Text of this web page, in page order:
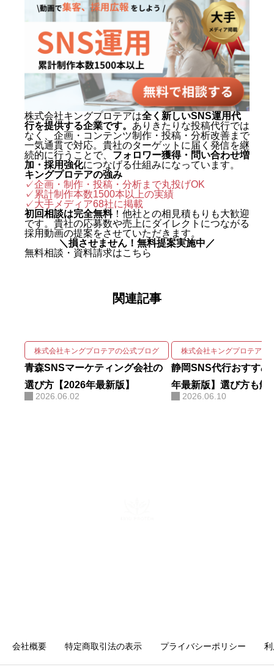
およびショート動画制作では累計
1,500本以上を手がけ、再生され
る動画の型と、フォロワーを「指
名・来店・売上」へ変える設計に
定評がある。 キャリアの原点は、
札幌でも有数のAI先進企業・株式
会社エグゼクティブマーケティン
グジャパン。執行役員を2年間務
め、AIO対策（AI検索最適化）を
はじめとする最先端のAIマーケテ
ィングを実戦の現場で体得した。
2024年に株式会社キングプロテア
を創業。 実績は数字で裏づけられ
ている。SNS運用代行事業では、
自社アカウントを「札幌 SNS運用
gleニュースをはじめ大手メディア
画・撮影・編集・運用をワンスト
ップで回しながら、そこにAIを掛
け合わせて成果を伸ばす実装力に
ある。AIコンサルティング・AI研
株式会社キングプロテアは全く新しいSNS運用代
行を提供する企業です。 ありきたりな投稿代行では
なく、企画・コンテンツ制作・投稿・分析改善まで
一気通貫で対応。貴社のターゲットに届く発信を継
続的に行うことで、 フォロワー獲得・問い合わせ増
加・採用強化につなげる仕組みになっています。
キングプロテアの強み
✓企画・制作・投稿・分析まで丸投げOK
✓累計制作本数1500本以上の実績
✓大手メディア68社に掲載
初回相談は完全無料！他社との相見積もりも大歓迎
です。貴社の応募数や売上にダイレクトにつながる
採用動画の提案をさせていただきます。
＼損させません！無料提案実施中／
無料相談・資料請求はこちら
関連記事
株式会社キングプロテアの公式ブログ
青森SNSマーケティング会社の
選び方【2026年最新版】
2026.06.02
株式会社キングプロテアの
静岡SNS代行おすすめ
年最新版】選び方も解
2026.06.10
会社概要 特定商取引法の表示 プライバシーポリシー